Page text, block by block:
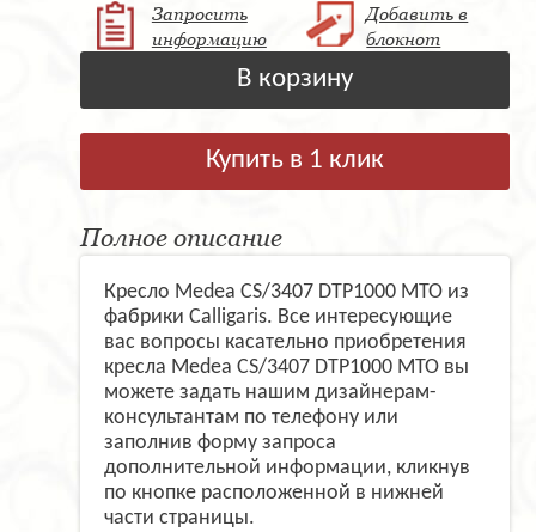
Запросить
информацию
Добавить в
блокнот
В корзину
Купить в 1 клик
Полное описание
Кресло Medea CS/3407 DTP1000 MTO из
фабрики Calligaris. Все интересующие
вас вопросы касательно приобретения
кресла Medea CS/3407 DTP1000 MTO вы
можете задать нашим дизайнерам-
консультантам по телефону или
заполнив форму запроса
дополнительной информации, кликнув
по кнопке расположенной в нижней
части страницы.